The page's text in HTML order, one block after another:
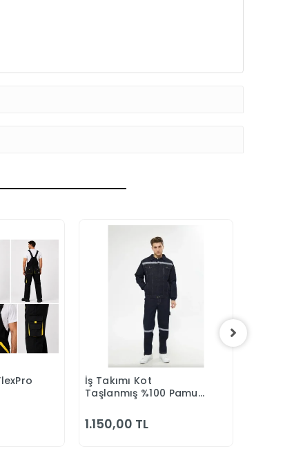
Sepete Ekle
İş Takımı Kot
Taşlanmış %100 Pamuk
Yazlık
1.150,00 TL